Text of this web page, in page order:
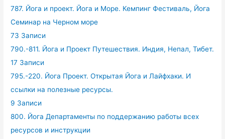
787. Йога и проект. Йога и Море. Кемпинг Фестиваль, Йога
Семинар на Черном море
73 Записи
790.-811. Йога и Проект Путешествия. Индия, Непал, Тибет.
17 Записи
795.-220. Йога Проект. Открытая Йога и Лайфхаки. И
ссылки на полезные ресурсы.
9 Записи
800. Йога Департаменты по поддержанию работы всех
ресурсов и инструкции